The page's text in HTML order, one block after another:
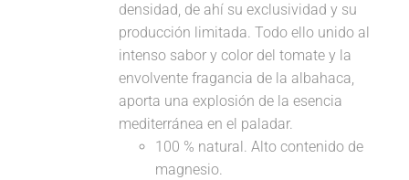
densidad, de ahí su exclusividad y su
producción limitada. Todo ello unido al
intenso sabor y color del tomate y la
envolvente fragancia de la albahaca,
aporta una explosión de la esencia
mediterránea en el paladar.
100 % natural. Alto contenido de
magnesio.